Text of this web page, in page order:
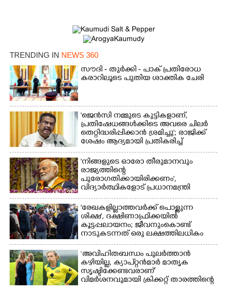
TRENDING IN NEWS 360
സൗദി - തുർക്കി - പാക് പ്രതിരോധ
കരാറിലൂടെ പുതിയ ശാക്തിക ചേരി
'ജെൻസി നമ്മുടെ കുട്ടികളാണ്,
പ്രതിഷേധങ്ങൾക്കിടെ അവരെ ചിലർ
തെറ്റിദ്ധരിപ്പിക്കാൻ ശ്രമിച്ചു'; രാജിക്ക്
ശേഷം ആദ്യമായി പ്രതികരിച്ച്
ധർമ്മേന്ദ്ര പ്രധാൻ
'നിങ്ങളുടെ ഓരോ തീരുമാനവും
രാജ്യത്തിന്റെ
പുരോഗതിക്കായിരിക്കണം',​
വിദ്യാർത്ഥികളോട് പ്രധാനമന്ത്രി
'രേഖകളില്ലാത്തവർക്ക് പൊള്ളുന്ന
ശിക്ഷ', ദക്ഷിണാഫ്രിക്കയിൽ
കൂട്ടപ്പലായനം; ജീവനുംകൊണ്ട്
നാടുകടന്നത് ഒരു ലക്ഷത്തിലധികം
പേർ
‘അവിഹിതബന്ധം പുലർത്താൻ
കഴിയില്ല,​ ക്യാപ്റ്റൻമാർ മാതൃക
സൃഷ്ടിക്കേണ്ടവരാണ്'
വിമർശനവുമായി ക്രിക്കറ്റ് താരത്തിന്റെ